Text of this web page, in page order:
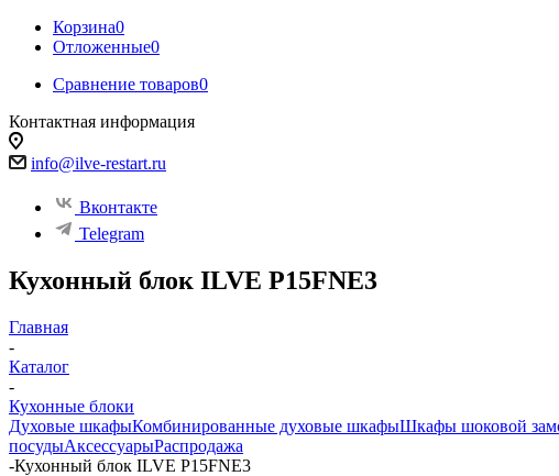
Корзина0
Отложенные0
Сравнение товаров0
Контактная информация
info@ilve-restart.ru
Вконтакте
Telegram
Кухонный блок ILVE P15FNE3
Главная
-
Каталог
-
Кухонные блоки
Духовые шкафыКомбинированные духовые шкафыШкафы шоковой
посудыАксессуарыРаспродажа
-Кухонный блок ILVE P15FNE3